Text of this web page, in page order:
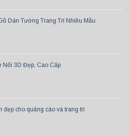
Dán Tường Trang Trí Nhiều Mẫu
Nổi 3D Đẹp, Cao Cấp
đẹp cho quảng cáo và trang trí